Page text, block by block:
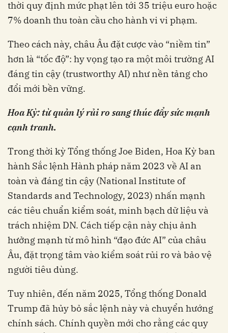
thời quy định mức phạt lên tới 35 triệu euro hoặc
7% doanh thu toàn cầu cho hành vi vi phạm.
Theo cách này, châu Âu đặt cược vào “niềm tin”
hơn là “tốc độ”: hy vọng tạo ra một môi trường AI
đáng tin cậy (trustworthy AI) như nền tảng cho
đổi mới bền vững.
Hoa Kỳ: từ quản lý rủi ro sang thúc đẩy sức mạnh
cạnh tranh.
Trong thời kỳ Tổng thống Joe Biden, Hoa Kỳ ban
hành Sắc lệnh Hành pháp năm 2023 về AI an
toàn và đáng tin cậy (National Institute of
Standards and Technology, 2023) nhấn mạnh
các tiêu chuẩn kiểm soát, minh bạch dữ liệu và
trách nhiệm DN. Cách tiếp cận này chịu ảnh
hưởng mạnh từ mô hình “đạo đức AI” của châu
Âu, đặt trọng tâm vào kiểm soát rủi ro và bảo vệ
người tiêu dùng.
Tuy nhiên, đến năm 2025, Tổng thống Donald
Trump đã hủy bỏ sắc lệnh này và chuyển hướng
chính sách. Chính quyền mới cho rằng các quy